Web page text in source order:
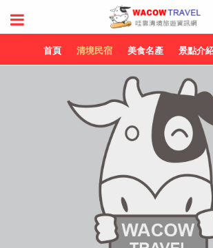
首頁 清境民宿 美食名產 景點介